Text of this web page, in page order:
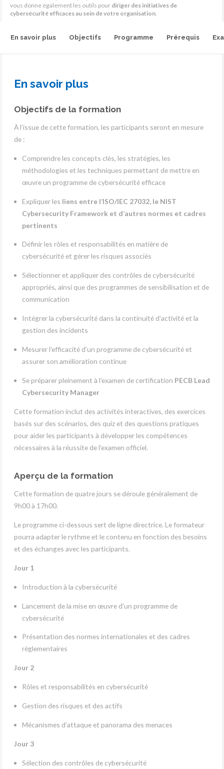
vous donne également les outils pour diriger des initiatives de
cybersécurité efficaces au sein de votre organisation.
En savoir plus Objectifs Programme Prérequis
En savoir plus
Objectifs de la formation
À l’issue de cette formation, les participants seront en mesure
de :
Comprendre les concepts clés, les stratégies, les
méthodologies et les techniques permettant de mettre en
œuvre un programme de cybersécurité efficace
Expliquer les liens entre l’ISO/IEC 27032, le NIST
Cybersecurity Framework et d’autres normes et cadres
pertinents
Définir les rôles et responsabilités en matière de
cybersécurité et gérer les risques associés
Sélectionner et appliquer des contrôles de cybersécurité
appropriés, ainsi que des programmes de sensibilisation et de
communication
Intégrer la cybersécurité dans la continuité d’activité et la
gestion des incidents
Mesurer l’efficacité d’un programme de cybersécurité et
assurer son amélioration continue
Se préparer pleinement à l’examen de certification PECB Lead
Cybersecurity Manager
Cette formation inclut des activités interactives, des exercices
basés sur des scénarios, des quiz et des questions pratiques
pour aider les participants à développer les compétences
nécessaires à la réussite de l’examen officiel.
Aperçu de la formation
Cette formation de quatre jours se déroule généralement de
9h00 à 17h00.
Le programme ci-dessous sert de ligne directrice. Le formateur
pourra adapter le rythme et le contenu en fonction des besoins
et des échanges avec les participants.
Jour 1
Introduction à la cybersécurité
Lancement de la mise en œuvre d’un programme de
cybersécurité
Présentation des normes internationales et des cadres
réglementaires
Jour 2
Rôles et responsabilités en cybersécurité
Gestion des risques et des actifs
Mécanismes d’attaque et panorama des menaces
Jour 3
Sélection des contrôles de cybersécurité